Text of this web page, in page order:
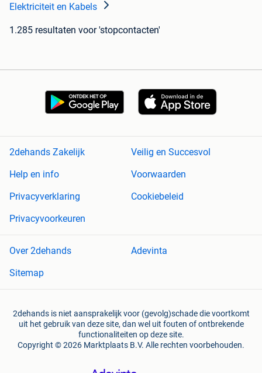
Elektriciteit en Kabels
1.285 resultaten voor 'stopcontacten'
2dehands Zakelijk
Veilig en Succesvol
Help en info
Voorwaarden
Privacyverklaring
Cookiebeleid
Privacyvoorkeuren
Over 2dehands
Adevinta
Sitemap
2dehands is niet aansprakelijk voor (gevolg)schade die voortkomt
uit het gebruik van deze site, dan wel uit fouten of ontbrekende
functionaliteiten op deze site.
Copyright © 2026 Marktplaats B.V. Alle rechten voorbehouden.